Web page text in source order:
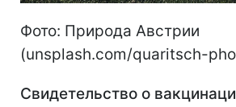
Фото: Природа Австрии
(unsplash.com/quaritsch-
Свидетельство о